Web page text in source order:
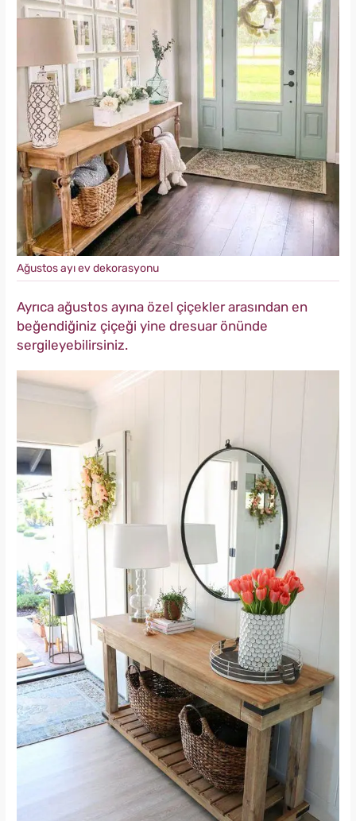
Ağustos ayı ev dekorasyonu
Ayrıca ağustos ayına özel çiçekler arasından en
beğendiğiniz çiçeği yine dresuar önünde
sergileyebilirsiniz.